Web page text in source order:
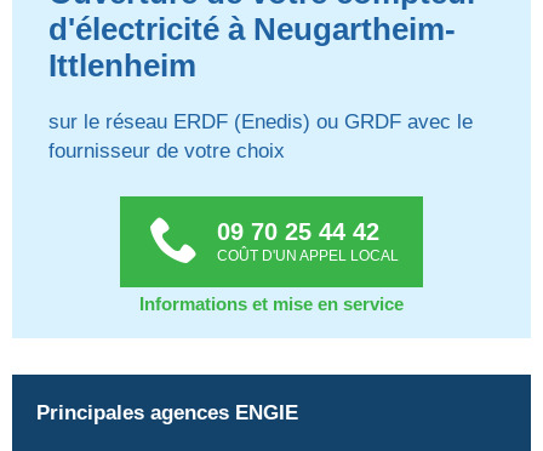
d'électricité à Neugartheim-
Ittlenheim
sur le réseau ERDF (Enedis) ou GRDF avec le
fournisseur de votre choix
09 70 25 44 42
COÛT D'UN APPEL LOCAL
Informations et mise en service
Principales agences ENGIE